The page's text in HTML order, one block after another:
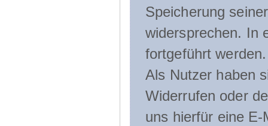
Speicherung
widersprechen. In
fortgeführt werden.
Als Nutzer haben
Widerrufen oder
uns hierfür eine